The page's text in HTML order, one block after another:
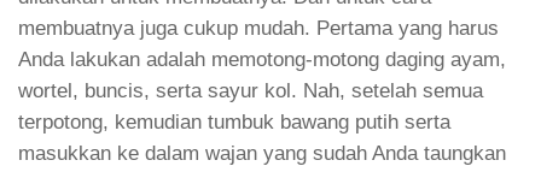
membuatnya juga cukup mudah. Pertama yang harus
Anda lakukan adalah memotong-motong daging ayam,
wortel, buncis, serta sayur kol. Nah, setelah semua
terpotong, kemudian tumbuk bawang putih serta
masukkan ke dalam wajan yang sudah Anda taungkan